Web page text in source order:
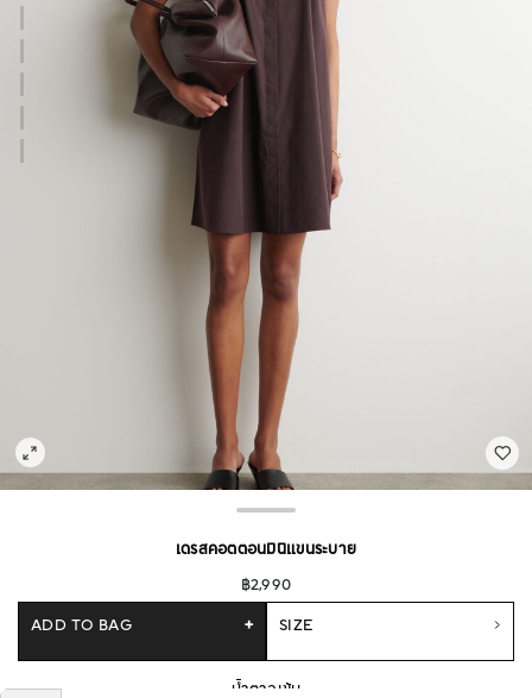
เดรสคอตตอนมินิแขนระบาย
฿2,990
SIZE
ADD TO BAG +
น้ำตาลเข้ม